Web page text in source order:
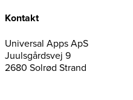
Kontakt
Universal Apps ApS
Juulsgårdsvej 9
2680 Solrød Strand